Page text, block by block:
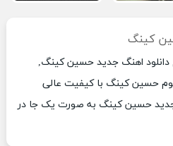
کینگ
اهنگ جدید حسین کینگ,
حسین کینگ با کیفیت عالی
جدید حسین کینگ به صورت یک جا در